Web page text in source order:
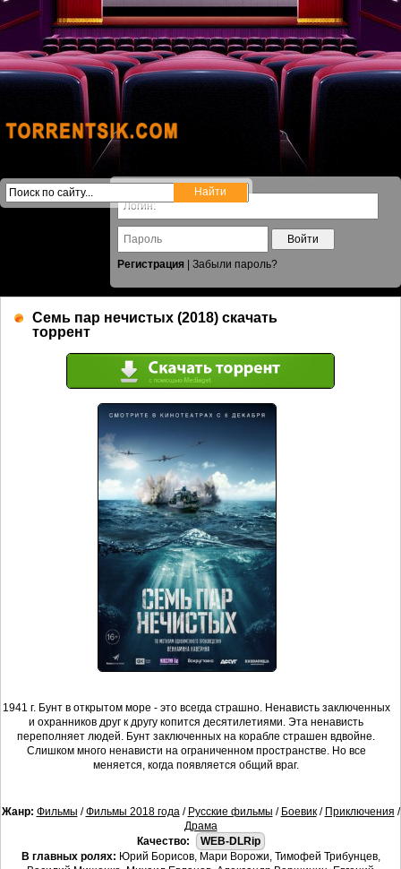
Войти
Регистрация
Забыли пароль?
Семь пар нечистых (2018) скачать
торрент
1941 г. Бунт в открытом море - это всегда страшно. Ненависть заключенных
и охранников друг к другу копится десятилетиями. Эта ненависть
переполняет людей. Бунт заключенных на корабле страшен вдвойне.
Слишком много ненависти на ограниченном пространстве. Но все
меняется, когда появляется общий враг.
Жанр: Фильмы /Фильмы 2018 года/ Русские фильмы / Боевик/ Приключения /
Драма
Качество:
WEB-DLRip
В главных ролях: Юрий Борисов, Мари Ворожи, Тимофей Трибунцев,